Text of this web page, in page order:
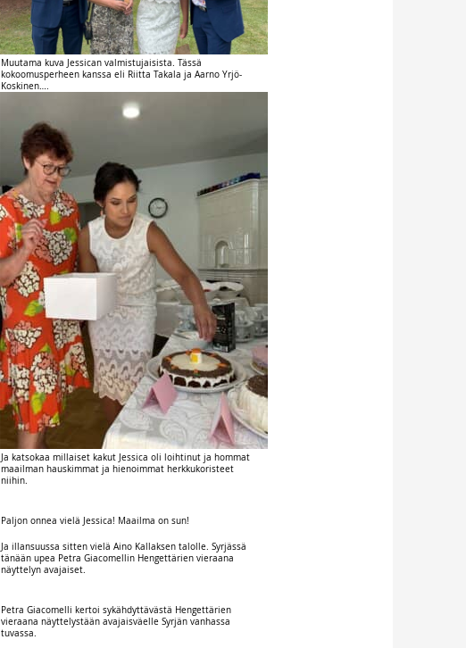
Muutama kuva Jessican valmistujaisista. Tässä
kokoomusperheen kanssa eli Riitta Takala ja Aarno Yrjö-
Koskinen….
Ja katsokaa millaiset kakut Jessica oli loihtinut ja hommat
maailman hauskimmat ja hienoimmat herkkukoristeet
niihin.
Paljon onnea vielä Jessica! Maailma on sun!
Ja illansuussa sitten vielä Aino Kallaksen talolle. Syrjässä
tänään upea Petra Giacomellin Hengettärien vieraana
näyttelyn avajaiset.
Petra Giacomelli kertoi sykähdyttävästä Hengettärien
vieraana näyttelystään avajaisväelle Syrjän vanhassa
tuvassa.